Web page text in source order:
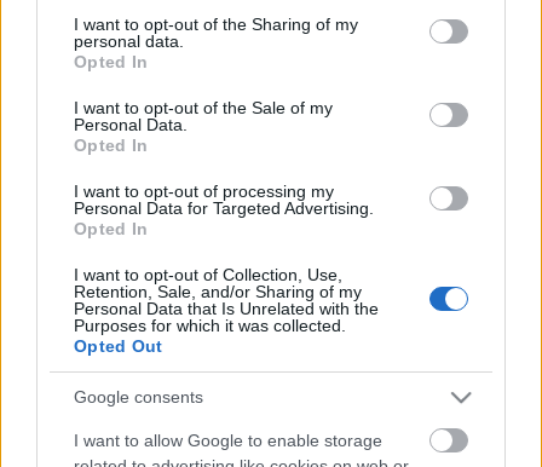
not limited to your visit or usage behaviour. You may click to
grant or deny consent to Google and its third-party tags to
use your data for below specified purposes in below Google
consent section.
I want to opt-out of the Sharing of my
personal data.
Opted In
I want to opt-out of the Sale of my
Personal Data.
Opted In
I want to opt-out of processing my
Personal Data for Targeted Advertising.
Opted In
I want to opt-out of Collection, Use,
Retention, Sale, and/or Sharing of my
Personal Data that Is Unrelated with the
Purposes for which it was collected.
Opted Out
Google consents
I want to allow Google to enable storage
Nem valami érdekes fizikai kísérletről akarok
beszámolni, hogyan lehet a hangrezgéseket
optikailag megjeleníteni, csak az elmúlt napok egyik
főfáradalmáról: fenntartani az élményt. Ez, ugye,
már fel van találva, mindent lehet rögzíteni, képet és
hangot, és talán szükség sincs rá, Anna Netrebko…